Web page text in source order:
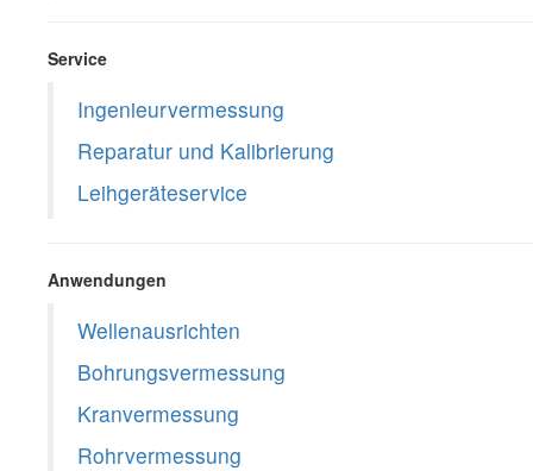
Service
Ingenieurvermessung
Reparatur und Kalibrierung
Leihgeräteservice
Anwendungen
Wellenausrichten
Bohrungsvermessung
Kranvermessung
Rohrvermessung